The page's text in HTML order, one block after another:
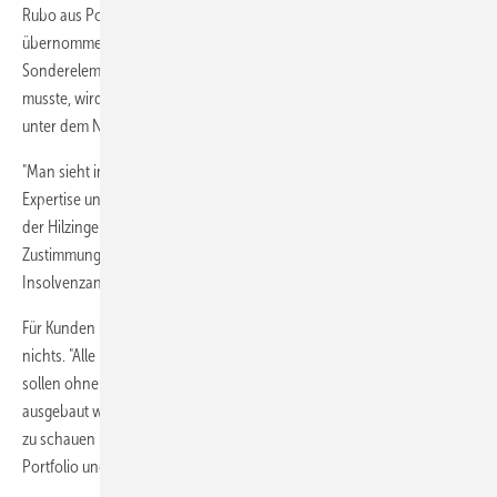
Rubo aus Porta-Westfalica im Rahmen einer übertragenden Sanierung
übernommen. Der bekannte Hersteller von Hebeschiebetüren und
Sonderelementen, der Ende Januar 2025 Insolvenzantrag stellen
musste, wird mit allen rund 35 Beschäftigten als Tochterunternehmen
unter dem Namen Rubo GmbH weitergeführt.
"Man sieht in Rubo ein sehr großes Potenzial mit einer sehr hohen
Expertise und qualifiziertem Fachpersonal", heißt es in der Mitteilung
der Hilzinger-Gruppe. Die Übernahme erfolgte als Asset Deal mit
Zustimmung der Gläubigerversammlung, nachdem Rubo seit dem
Insolvenzantrag stabil in Eigenverwaltung agierte.
Für Kunden und Partnerhersteller ändert sich durch die Übernahme
nichts. "Alle Kundenkontakte, Kooperationen und Partnerschaften
sollen ohne Einschränkungen 1:1 fortgeführt, intensiviert und weiter
ausgebaut werden. Kein Partnerhersteller braucht nach Alternativen
zu schauen und kann in gewohnter Weise auf das volle Produkt-
Portfolio und die Marke Rubo zählen", versichert das Unternehmen.